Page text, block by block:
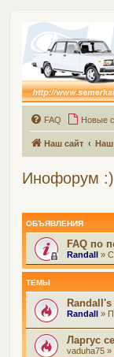
FAQ Новые
Наш сайт
Инофорум :)
ОБЪЯВЛЕНИЯ
FAQ по
Randall »
ТЕМЫ
Randall »
Ларгус
vaduha75 »